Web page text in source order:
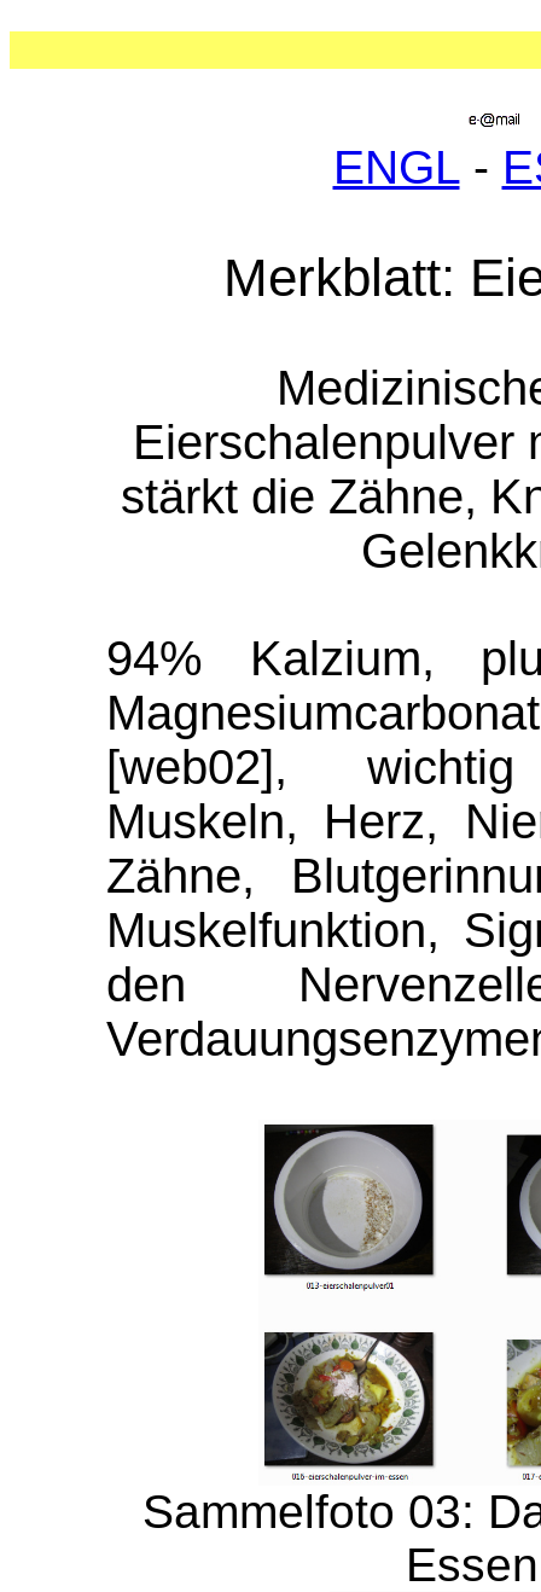
ENGL-
Merkblatt:
Eierschalenpulver
stärkt die Zähne,
94% Kalzium,
[web02],
Muskeln, Herz,
Zähne,
Muskelfunktion,
den
Sammelfoto 03: